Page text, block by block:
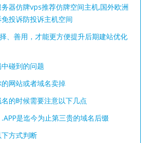
器仿牌vps推荐仿牌空间主机,国外欧洲
投诉防投诉主机空间
、善用，才能更方便提升后期建站优化
碰到的问题
网站或者域名卖掉
的时候需要注意以下几点
是迄今为止第三贵的域名后缀
方式判断